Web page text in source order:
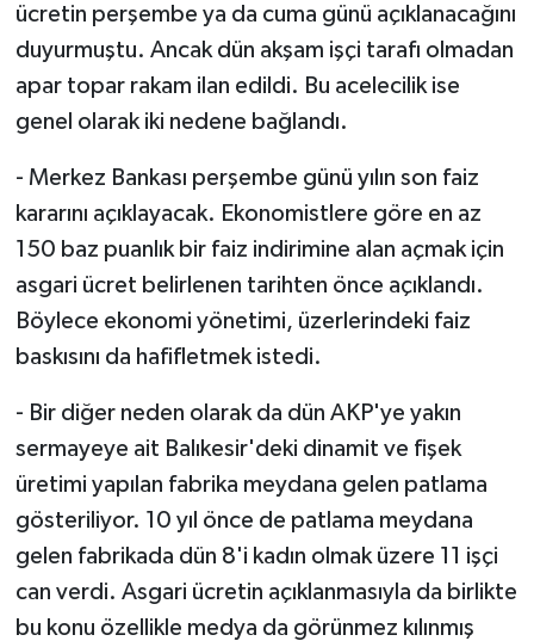
ücretin perşembe ya da cuma günü açıklanacağını
duyurmuştu. Ancak dün akşam işçi tarafı olmadan
apar topar rakam ilan edildi. Bu acelecilik ise
genel olarak iki nedene bağlandı.
- Merkez Bankası perşembe günü yılın son faiz
kararını açıklayacak. Ekonomistlere göre en az
150 baz puanlık bir faiz indirimine alan açmak için
asgari ücret belirlenen tarihten önce açıklandı.
Böylece ekonomi yönetimi, üzerlerindeki faiz
baskısını da hafifletmek istedi.
- Bir diğer neden olarak da dün AKP'ye yakın
sermayeye ait Balıkesir'deki dinamit ve fişek
üretimi yapılan fabrika meydana gelen patlama
gösteriliyor. 10 yıl önce de patlama meydana
gelen fabrikada dün 8'i kadın olmak üzere 11 işçi
can verdi. Asgari ücretin açıklanmasıyla da birlikte
bu konu özellikle medya da görünmez kılınmış